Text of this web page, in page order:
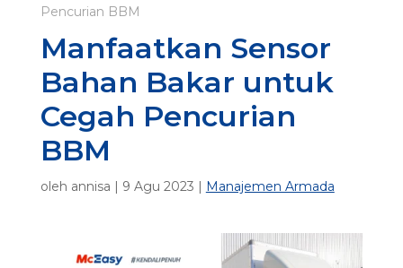
Pencurian BBM
Manfaatkan Sensor
Bahan Bakar untuk
Cegah Pencurian
BBM
oleh annisa | 9 Agu 2023 | Manajemen Armada